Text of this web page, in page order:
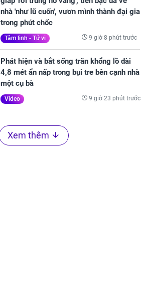
nhà 'như lũ cuốn', vươn mình thành đại gia
trong phút chốc
Tâm linh - Tử vi 9 giờ 8 phút trước
Phát hiện và bắt sống trăn khổng lồ dài
4,8 mét ẩn nấp trong bụi tre bên cạnh nhà
một cụ bà
Video 9 giờ 23 phút trước
Xem thêm